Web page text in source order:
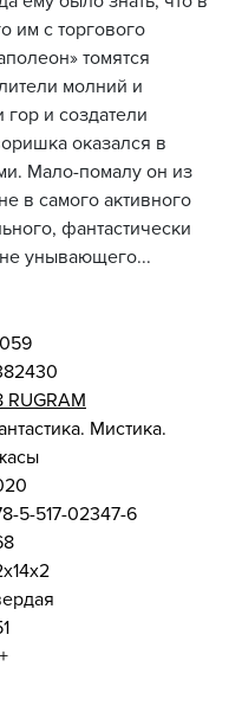
им с торгового
томятся
молний и
и создатели
оказался в
Мало-помалу он из
в самого активного
фантастически
унывающего...
RUGRAM
Мистика.
5-517-02347-6